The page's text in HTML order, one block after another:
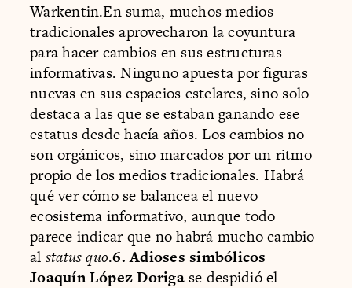
Warkentin.En suma, muchos medios
tradicionales aprovecharon la coyuntura
para hacer cambios en sus estructuras
informativas. Ninguno apuesta por figuras
nuevas en sus espacios estelares, sino solo
destaca a las que se estaban ganando ese
estatus desde hacía años. Los cambios no
son orgánicos, sino marcados por un ritmo
propio de los medios tradicionales. Habrá
qué ver cómo se balancea el nuevo
ecosistema informativo, aunque todo
parece indicar que no habrá mucho cambio
al status quo.6. Adioses simbólicos
Joaquín López Dorigase despidió el